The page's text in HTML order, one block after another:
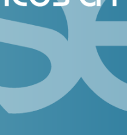
et lycées –
la CSTI